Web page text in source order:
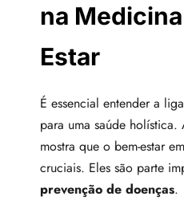
na
Estar
É essencial entender a
para uma saúde
mostra que o bem-estar
cruciais. Eles são parte
prevenção de doenças.